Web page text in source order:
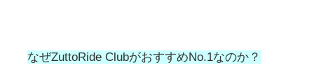
なぜZuttoRide ClubがおすすめNo.1なのか？